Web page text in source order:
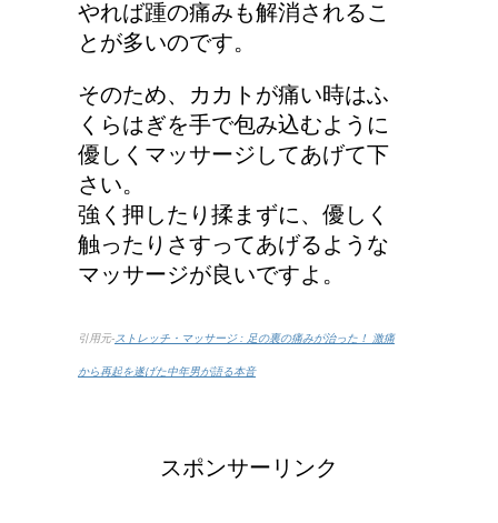
やれば踵の痛みも解消されるこ
とが多いのです。
そのため、カカトが痛い時はふ
くらはぎを手で包み込むように
優しくマッサージしてあげて下
さい。
強く押したり揉まずに、優しく
触ったりさすってあげるような
マッサージが良いですよ。
引用元- ストレッチ・マッサージ : 足の裏の痛みが治った！ 激痛
から再起を遂げた中年男が語る本音
スポンサーリンク